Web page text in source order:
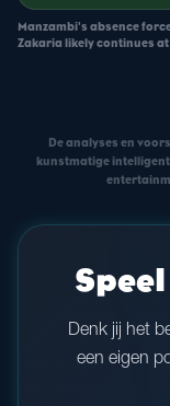
Manzambi's absence
Zakaria likely continues at
De analyses en
kunstmatige
Denk jij het
een eigen